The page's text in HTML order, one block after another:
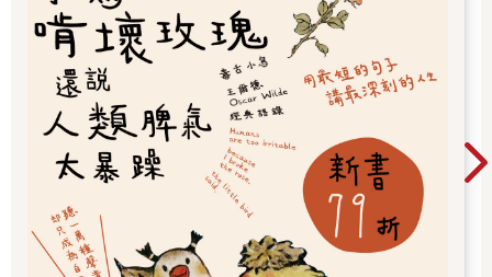
「我不確定，」傑克也低聲說：「我來查一下書。」
他把手伸進背包裡，拿出賓州書。他打開「古老的賓州」那一
章，翻閱著。
「哇！」傑克低聲輕呼。他拿書給安妮看裡面的一幅畫，「妳看
——一模一樣！」
安妮看著畫，然後又看看會議室裡的男士。
「是這個會議！」安妮低聲說：「發生了什麼事？」
一七八七年，獨立戰爭之後，
美國由十三個獨立的殖民地組成，